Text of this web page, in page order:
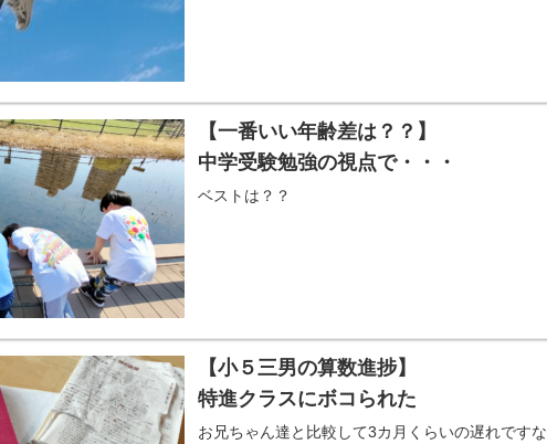
【一番いい年齢差は？？】
中学受験勉強の視点で・・・
ベストは？？
【小５三男の算数進捗】
特進クラスにボコられた
お兄ちゃん達と比較して3カ月くらいの遅れですな